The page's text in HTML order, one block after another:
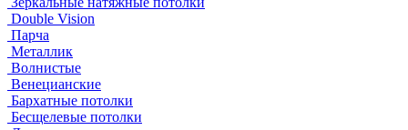
Double Vision
Парча
Металлик
Волнистые
Венецианские
Бархатные потолки
Бесщелевые потолки